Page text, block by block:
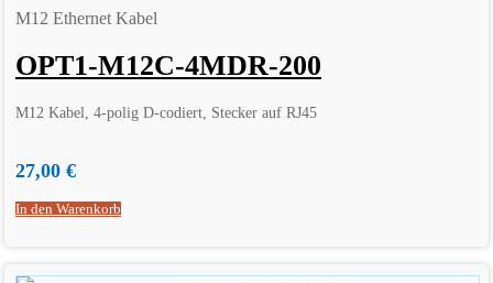
M12 Ethernet Kabel
OPT1-M12C-4MDR-200
M12 Kabel, 4-polig D-codiert, Stecker auf RJ45
27,00 €
In den Warenkorb